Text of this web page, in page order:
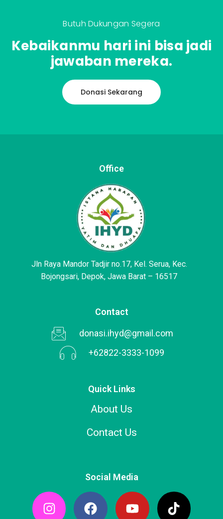
Butuh Dukungan Segera
Kebaikanmu hari ini bisa jadi
jawaban mereka.
Donasi Sekarang
Office
Jln Raya Mandor Tadjir no.17, Kel. Serua, Kec.
Bojongsari, Depok, Jawa Barat – 16517
Contact
donasi.ihyd@gmail.com
+62822-3333-1099
Quick Links
About Us
Contact Us
Social Media